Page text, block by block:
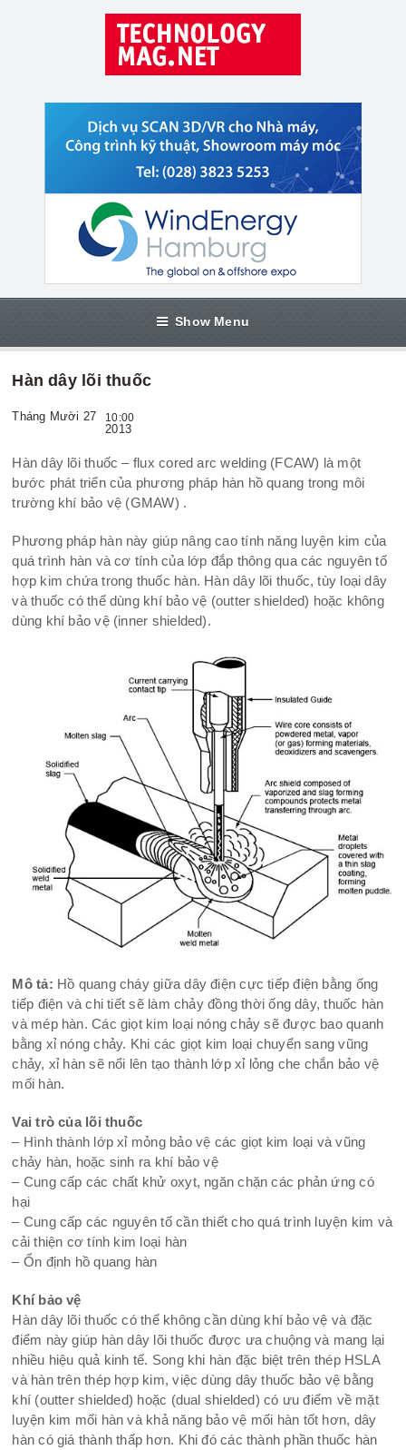
Show Menu
Hàn dây lõi thuốc
Tháng Mười 27 10:00
2013
Hàn dây lõi thuốc – flux cored arc welding (FCAW) là một
bước phát triển của phương pháp hàn hồ quang trong môi
trường khí bảo vệ (GMAW) .
Phương pháp hàn này giúp nâng cao tính năng luyện kim của
quá trình hàn và cơ tính của lớp đắp thông qua các nguyên tố
hợp kim chứa trong thuốc hàn. Hàn dây lõi thuốc, tùy loại dây
và thuốc có thể dùng khí bảo vệ (outter shielded) hoặc không
dùng khí bảo vệ (inner shielded).
Mô tả: Hồ quang cháy giữa dây điện cực tiếp điện bằng ống
tiếp điện và chi tiết sẽ làm chảy đồng thời ống dây, thuốc hàn
và mép hàn. Các giọt kim loại nóng chảy sẽ được bao quanh
bằng xỉ nóng chảy. Khi các giọt kim loại chuyển sang vũng
chảy, xỉ hàn sẽ nổi lên tạo thành lớp xỉ lỏng che chắn bảo vệ
mối hàn.
Vai trò của lõi thuốc
– Hình thành lớp xỉ mỏng bảo vệ các giọt kim loại và vũng
chảy hàn, hoặc sinh ra khí bảo vệ
– Cung cấp các chất khử oxyt, ngăn chặn các phản ứng có
hại
– Cung cấp các nguyên tố cần thiết cho quá trình luyện kim và
cải thiện cơ tính kim loại hàn
– Ổn định hồ quang hàn
Khí bảo vệ
Hàn dây lõi thuốc có thể không cần dùng khí bảo vệ và đặc
điểm này giúp hàn dây lõi thuốc được ưa chuộng và mang lại
nhiều hiệu quả kinh tế. Song khi hàn đặc biệt trên thép HSLA
và hàn trên thép hợp kim, việc dùng dây thuốc bảo vệ bằng
khí (outter shielded) hoặc (dual shielded) có ưu điểm về mặt
luyện kim mối hàn và khả năng bảo vệ mối hàn tốt hơn, dây
hàn có giá thành thấp hơn. Khi đó các thành phần thuốc hàn